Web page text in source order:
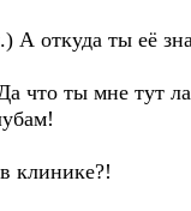
А откуда ты её
ты мне тут
клинике?!